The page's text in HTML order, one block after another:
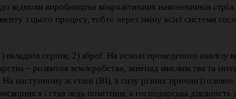
відмови виробництва мікролітичних наконечників
з цього процесу, тобто через зміну всієї системи
серпів; 2) зброї. На основі проведеного
– розвиток землеробства, занепад мисливства та
наступному ж етапі (ВІ), в силу різних причин
і став ледь помітним, а господарська